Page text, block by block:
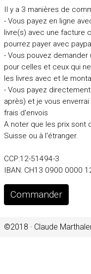
Il y a 3 manières de
- Vous payez en ligne
livre(s) avec une facture
pourrez payer avec
- Vous pouvez demander
pour celles et ceux qui
les livres avec et le
- Vous payez
après) et je vous
frais d'envois
A noter que les prix sont
Suisse ou à l'étranger.
CCP:12-51494-3
IBAN: CH13 0900 0000
Commander
©2018 · Claude